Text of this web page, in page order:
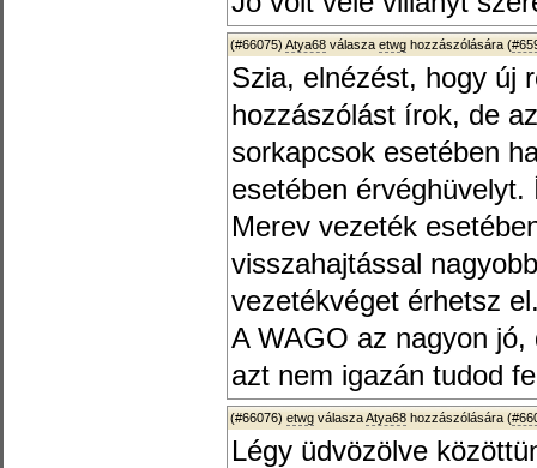
(#66075) Atya68 válasza etwg hozzászólására (
Szia, elnézést, hogy új
hozzászólást írok, de
sorkapcsok esetében
esetében
Merev vezeték
visszahajtással
vezetékvéget érhetsz
A WAGO az nagyon
azt nem igazán tudod
(#66076) etwg válaszaAtya68 hozzászólására (
Légy üdvözölve